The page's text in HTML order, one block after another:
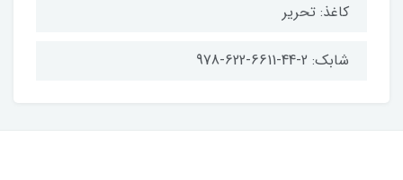
کاغذ: تحریر
شابک: 2-44-6611-622-978